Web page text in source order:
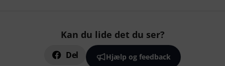
Kan du lide det du ser?
Del Hjælp og feedback